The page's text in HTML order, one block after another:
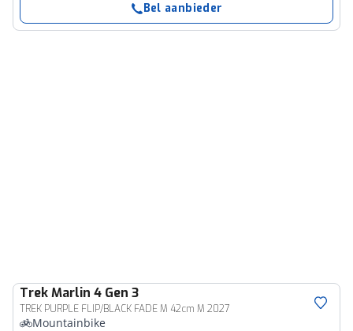
Bel aanbieder
TrekMarlin 4 Gen 3
TREK PURPLE FLIP/BLACK FADE M 42cm M 2027
Mountainbike